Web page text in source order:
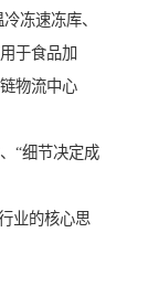
冻速冻库、
于食品加
物流中心
“细节决定成
业的核心思